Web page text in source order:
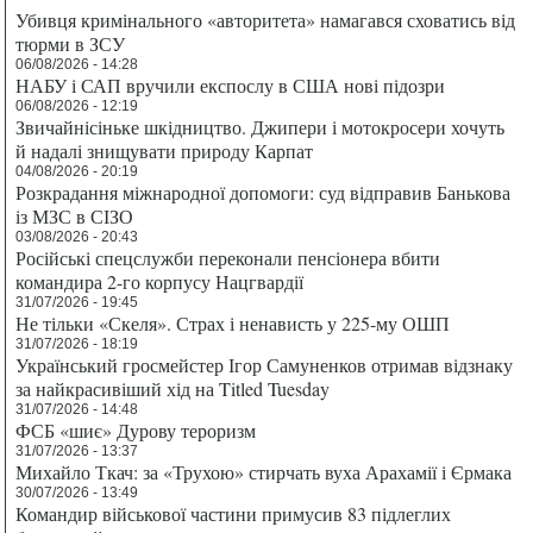
Убивця кримінального «авторитета» намагався сховатись від
тюрми в ЗСУ
06/08/2026 - 14:28
НАБУ і САП вручили експослу в США нові підозри
06/08/2026 - 12:19
Звичайнісіньке шкідництво. Джипери і мотокросери хочуть
й надалі знищувати природу Карпат
04/08/2026 - 20:19
Розкрадання міжнародної допомоги: суд відправив Банькова
із МЗС в СІЗО
03/08/2026 - 20:43
Російські спецслужби переконали пенсіонера вбити
командира 2-го корпусу Нацгвардії
31/07/2026 - 19:45
Не тільки «Скеля». Страх і ненависть у 225-му ОШП
31/07/2026 - 18:19
Український гросмейстер Ігор Самуненков отримав відзнаку
за найкрасивіший хід на Titled Tuesday
31/07/2026 - 14:48
ФСБ «шиє» Дурову тероризм
31/07/2026 - 13:37
Михайло Ткач: за «Трухою» стирчать вуха Арахамії і Єрмака
30/07/2026 - 13:49
Командир військової частини примусив 83 підлеглих